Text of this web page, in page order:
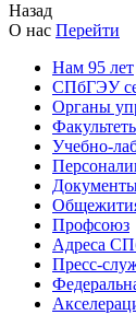
Назад
О нас Перейти
Нам 95 лет
СПбГЭУ
Органы
Учебно-
Профсоюз
Адреса
Пресс-